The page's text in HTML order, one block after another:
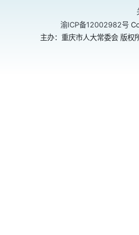
渝ICP备12002982号
主办：重庆市人大常委会 版